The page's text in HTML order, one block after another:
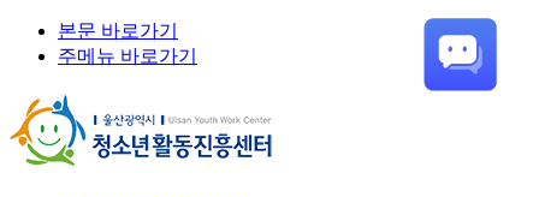
본문 바로가기
주메뉴 바로가기